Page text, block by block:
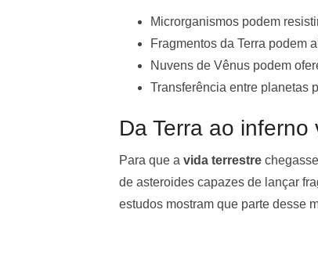
Microrganismos podem
Fragmentos da Terra podem
Nuvens de Vênus podem
Transferência entre planetas
Da Terra ao
Para que a vida terrestre
de asteroides capazes de lançar
estudos mostram que parte desse